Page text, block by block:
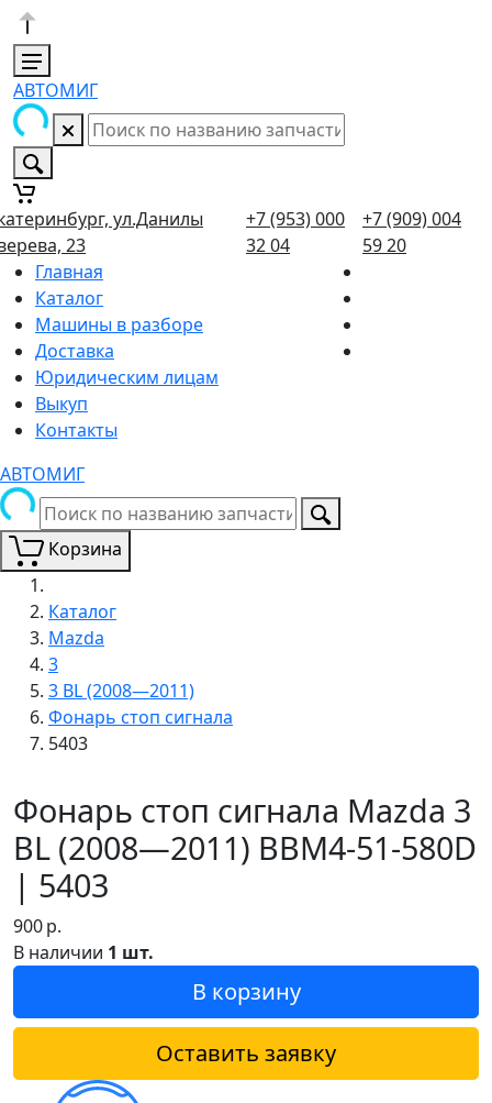
АВТОМИГ
ул.Данилы
23
+7 (953) 000
32 04
+7 (909) 004
59 20
Главная
Каталог
Машины в разборе
Доставка
Юридическим лицам
Выкуп
Контакты
АВТОМИГ
Корзина
Каталог
Mazda
3
3 BL (2008—2011)
Фонарь стоп сигнала
5403
Фонарь стоп сигнала Mazda 3
BL (2008—2011) BBM4-51-580D
| 5403
900р.
В наличии 1 шт.
В корзину
Оставить заявку